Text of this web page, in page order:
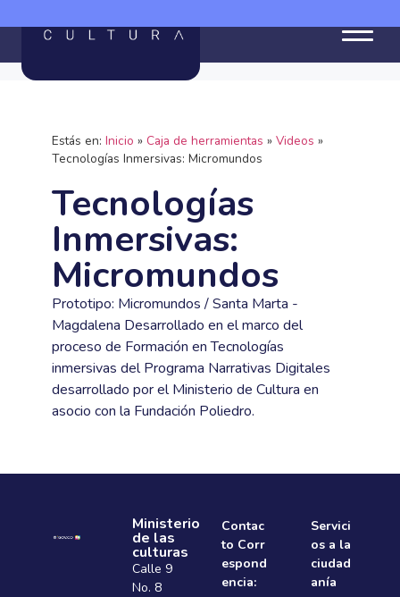
Estás en: Inicio » Caja de herramientas » Videos »
Tecnologías Inmersivas: Micromundos
Tecnologías
Inmersivas:
Micromundos
Prototipo: Micromundos / Santa Marta -
Magdalena Desarrollado en el marco del
proceso de Formación en Tecnologías
inmersivas del Programa Narrativas Digitales
desarrollado por el Ministerio de Cultura en
asocio con la Fundación Poliedro.
Ministerio
de las
culturas
Calle 9
No. 8
Contac
to Corr
espond
encia:
Servici
os a la
ciudad
anía